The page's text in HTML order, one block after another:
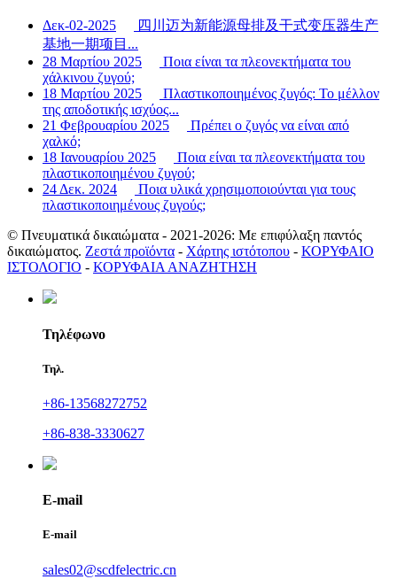
Δεκ-02-2025
四川迈为新能源母排及干式变压器生产
基地一期项目...
28 Μαρτίου 2025
Ποια είναι τα πλεονεκτήματα του
χάλκινου ζυγού;
18 Μαρτίου 2025
Πλαστικοποιημένος ζυγός: Το μέλλον
της αποδοτικής ισχύος...
21 Φεβρουαρίου 2025
Πρέπει ο ζυγός να είναι από
χαλκό;
18 Ιανουαρίου 2025
Ποια είναι τα πλεονεκτήματα του
πλαστικοποιημένου ζυγού;
24 Δεκ. 2024
Ποια υλικά χρησιμοποιούνται για τους
πλαστικοποιημένους ζυγούς;
© Πνευματικά δικαιώματα - 2021-2026: Με επιφύλαξη παντός
δικαιώματος. Ζεστά προϊόντα - Χάρτης ιστότοπου - ΚΟΡΥΦΑΙΟ
ΙΣΤΟΛΟΓΙΟ - ΚΟΡΥΦΑΙΑ ΑΝΑΖΗΤΗΣΗ
Τηλέφωνο
Τηλ.
+86-13568272752
+86-838-3330627
E-mail
E-mail
sales02@scdfelectric.cn